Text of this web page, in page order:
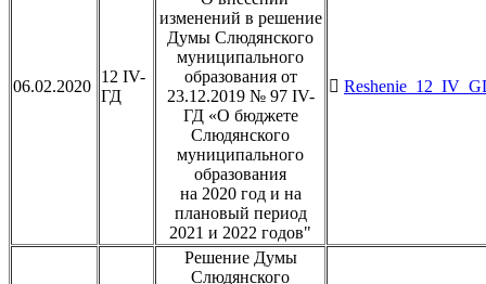
06.02.2020
12 IV-
ГД
изменений в решение
Думы Слюдянского
муниципального
образования от
23.12.2019 № 97 IV-
ГД «О бюджете
Слюдянского
муниципального
образования
на 2020 год и на
плановый период
2021 и 2022 годов"
Решение Думы
Слюдянского